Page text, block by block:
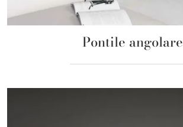
Pontile angolare